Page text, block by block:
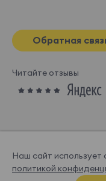
Обратная
Читайте отзывы
© OGOGOHOME, 2026
Наш сайт
политикой